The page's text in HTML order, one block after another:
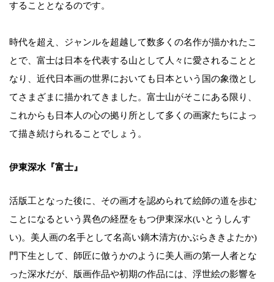
することとなるのです。
時代を超え、ジャンルを超越して数多くの名作が描かれたこ
とで、富士は日本を代表する山として人々に愛されることと
なり、近代日本画の世界においても日本という国の象徴とし
てさまざまに描かれてきました。富士山がそこにある限り、
これからも日本人の心の拠り所として多くの画家たちによっ
て描き続けられることでしょう。
伊東深水『富士』
活版工となった後に、その画才を認められて絵師の道を歩む
ことになるという異色の経歴をもつ伊東深水(いとうしんす
い)。美人画の名手として名高い鏑木清方(かぶらききよたか)
門下生として、師匠に倣うかのように美人画の第一人者とな
った深水だが、版画作品や初期の作品には、浮世絵の影響を